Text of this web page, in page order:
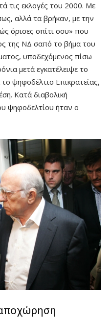
τις εκλογές του 2000. Με
αλλά τα βρήκαν, με την
όρισες σπίτι σου» που
της ΝΔ σαπό το βήμα του
υποδεχόμενος πίσω
μετά εγκατέλειψε το
ψηφοδέλτιο Επικρατείας,
Κατά διαβολική
ψηφοδελτίου ήταν ο